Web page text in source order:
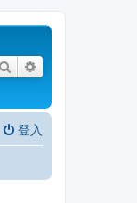
搜尋
登入